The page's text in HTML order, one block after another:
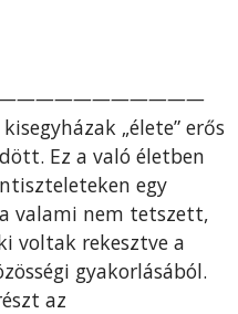
„élete” erős
Ez a való életben
egy
valami nem tetszett,
voltak rekesztve a
gyakorlásából.
az